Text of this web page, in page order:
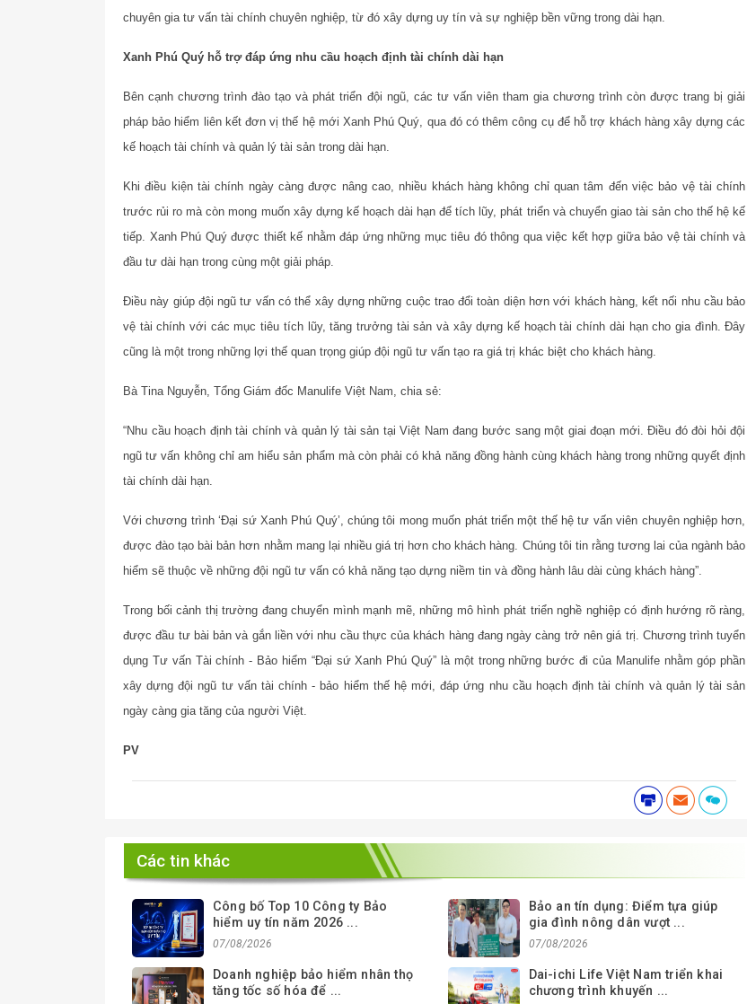
chuyên gia tư vấn tài chính chuyên nghiệp, từ đó xây dựng uy tín và sự nghiệp bền vững trong dài hạn.
Xanh Phú Quý hỗ trợ đáp ứng nhu cầu hoạch định tài chính dài hạn
Bên cạnh chương trình đào tạo và phát triển đội ngũ, các tư vấn viên tham gia chương trình còn được trang bị giải
pháp bảo hiểm liên kết đơn vị thế hệ mới Xanh Phú Quý, qua đó có thêm công cụ để hỗ trợ khách hàng xây dựng các
kế hoạch tài chính và quản lý tài sản trong dài hạn.
Khi điều kiện tài chính ngày càng được nâng cao, nhiều khách hàng không chỉ quan tâm đến việc bảo vệ tài chính
trước rủi ro mà còn mong muốn xây dựng kế hoạch dài hạn để tích lũy, phát triển và chuyển giao tài sản cho thế hệ kế
tiếp. Xanh Phú Quý được thiết kế nhằm đáp ứng những mục tiêu đó thông qua việc kết hợp giữa bảo vệ tài chính và
đầu tư dài hạn trong cùng một giải pháp.
Điều này giúp đội ngũ tư vấn có thể xây dựng những cuộc trao đổi toàn diện hơn với khách hàng, kết nối nhu cầu bảo
vệ tài chính với các mục tiêu tích lũy, tăng trưởng tài sản và xây dựng kế hoạch tài chính dài hạn cho gia đình. Đây
cũng là một trong những lợi thế quan trọng giúp đội ngũ tư vấn tạo ra giá trị khác biệt cho khách hàng.
Bà Tina Nguyễn, Tổng Giám đốc Manulife Việt Nam, chia sẻ:
“Nhu cầu hoạch định tài chính và quản lý tài sản tại Việt Nam đang bước sang một giai đoạn mới. Điều đó đòi hỏi đội
ngũ tư vấn không chỉ am hiểu sản phẩm mà còn phải có khả năng đồng hành cùng khách hàng trong những quyết định
tài chính dài hạn.
Với chương trình ‘Đại sứ Xanh Phú Quý’, chúng tôi mong muốn phát triển một thế hệ tư vấn viên chuyên nghiệp hơn,
được đào tạo bài bản hơn nhằm mang lại nhiều giá trị hơn cho khách hàng. Chúng tôi tin rằng tương lai của ngành bảo
hiểm sẽ thuộc về những đội ngũ tư vấn có khả năng tạo dựng niềm tin và đồng hành lâu dài cùng khách hàng”.
Trong bối cảnh thị trường đang chuyển mình mạnh mẽ, những mô hình phát triển nghề nghiệp có định hướng rõ ràng,
được đầu tư bài bản và gắn liền với nhu cầu thực của khách hàng đang ngày càng trở nên giá trị. Chương trình tuyển
dụng Tư vấn Tài chính- Bảo hiểm “Đại sứ Xanh Phú Quý” là một trong những bước đi của Manulife nhằm góp phần
xây dựng đội ngũ tư vấn tài chính - bảo hiểm thế hệ mới, đáp ứng nhu cầu hoạch định tài chính và quản lý tài sản
ngày càng gia tăng của người Việt.
PV
Các tin khác
Công bố Top 10 Công ty Bảo
hiểm uy tín năm 2026 ...
07/08/2026
Bảo an tín dụng: Điểm tựa giúp
gia đình nông dân vượt ...
07/08/2026
Doanh nghiệp bảo hiểm nhân thọ
tăng tốc số hóa để ...
Dai-ichi Life Việt Nam triển khai
chương trình khuyến ...